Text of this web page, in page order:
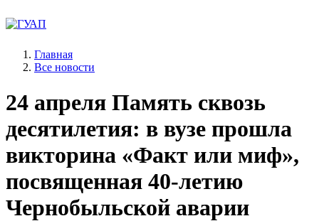
Главная
Все новости
24 апреля Память сквозь
десятилетия: в вузе прошла
викторина «Факт или миф»,
посвященная 40-летию
Чернобыльской аварии